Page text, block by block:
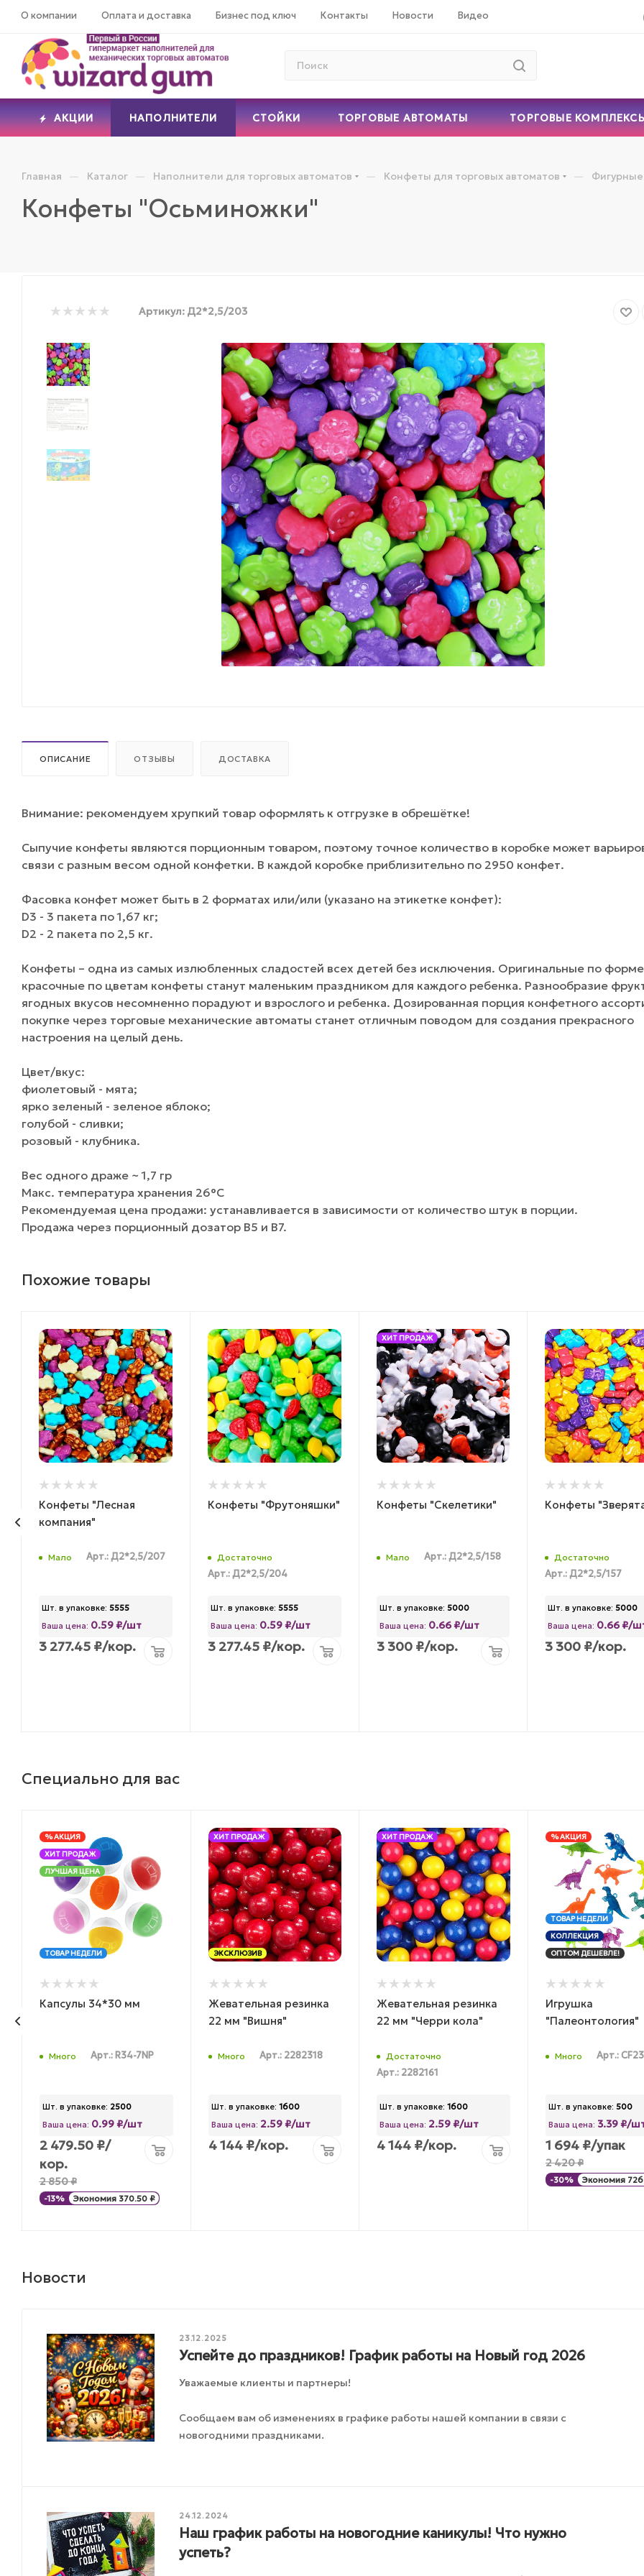
О компании Оплата и доставка Бизнес под ключ Контакты Новости Видео
АКЦИИ НАПОЛНИТЕЛИ СТОЙКИ ТОРГОВЫЕ АВТОМАТЫ ТОРГОВЫЕ
Главная — Каталог — Наполнители для торговых автоматов — Конфеты для торговых автоматов —
Конфеты "Осьминожки"
Артикул: Д2*2,5/203
ОПИСАНИЕ ОТЗЫВЫ ДОСТАВКА
Внимание: рекомендуем хрупкий товар оформлять к отгрузке в обрешётке!
Сыпучие конфеты являются порционным товаром, поэтому точное количество в коробке может
связи с разным весом одной конфетки. В каждой коробке приблизительно по 2950 конфет.
Фасовка конфет может быть в 2 форматах или/или (указано на этикетке конфет):
D3 - 3 пакета по 1,67 кг;
D2 - 2 пакета по 2,5 кг.
Конфеты – одна из самых излюбленных сладостей всех детей без исключения. Оригинальные по
красочные по цветам конфеты станут маленьким праздником для каждого ребенка. Разнообразие
ягодных вкусов несомненно порадуют и взрослого и ребенка. Дозированная порция конфетного
покупке через торговые механические автоматы станет отличным поводом для создания прекрасного
настроения на целый день.
Цвет/вкус:
фиолетовый - мята;
ярко зеленый - зеленое яблоко;
голубой - сливки;
розовый - клубника.
Вес одного драже ~ 1,7 гр
Макс. температура хранения 26°C
Рекомендуемая цена продажи: устанавливается в зависимости от количество штук в порции.
Продажа через порционный дозатор B5 и B7.
Похожие товары
Конфеты "Лесная
компания"
Мало Арт.: Д2*2,5/207
Шт. в упаковке: 5555
Ваша цена: 0.59 ₽/шт
3 277.45 ₽/кор.
Конфеты "Фрутоняшки"
Достаточно
Арт.: Д2*2,5/204
Шт. в упаковке: 5555
Ваша цена: 0.59 ₽/шт
3 277.45₽/кор.
ХИТ ПРОДАЖ
Конфеты "Скелетики"
Мало Арт.: Д2*2,5/158
Шт. в упаковке: 5000
Ваша цена: 0.66 ₽/шт
3 300₽/кор.
Конфеты
Достаточно
Арт.: Д2*2,5/157
Шт. в упаковке: 5000
Ваша цена: 0.66 ₽/
3 300 ₽/кор.
Специально для вас
% АКЦИЯ
ХИТ ПРОДАЖ
ЛУЧШАЯ ЦЕНА
ТОВАР НЕДЕЛИ
Капсулы 34*30 мм
Много Арт.: R34-7NP
Шт. в упаковке: 2500
Ваша цена: 0.99 ₽/шт
2 479.50₽/
кор.
2 850₽
-13% Экономия 370.50₽
ХИТ ПРОДАЖ
ЭКСКЛЮЗИВ
Жевательная резинка
22 мм "Вишня"
Много Арт.: 2282318
Шт. в упаковке: 1600
Ваша цена: 2.59 ₽/шт
4 144₽/кор.
ХИТ ПРОДАЖ
Жевательная резинка
22 мм "Черри кола"
Достаточно
Арт.: 2282161
Шт. в упаковке: 1600
Ваша цена: 2.59 ₽/шт
4 144 ₽/кор.
% АКЦИЯ
ТОВАР НЕДЕЛИ
КОЛЛЕКЦИЯ
ОПТОМ ДЕШЕВЛЕ!
Игрушка
"Палеонтология"
Много Арт.:
Шт. в упаковке: 500
Ваша цена: 3.39 ₽/
1 694 ₽/упак
2 420₽
-30% Экономия 726
Новости
23.12.2025
Успейте до праздников! График работы на Новый год 2026
Уважаемые клиенты и партнеры!
Сообщаем вам об изменениях в графике работы нашей компании в связи с
новогодними праздниками.
24.12.2024
Наш график работы на новогодние каникулы! Что нужно
успеть?